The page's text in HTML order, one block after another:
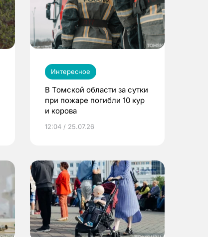
Интересное
В Томской области за сутки
при пожаре погибли 10 кур
и корова
12:04 / 25.07.26